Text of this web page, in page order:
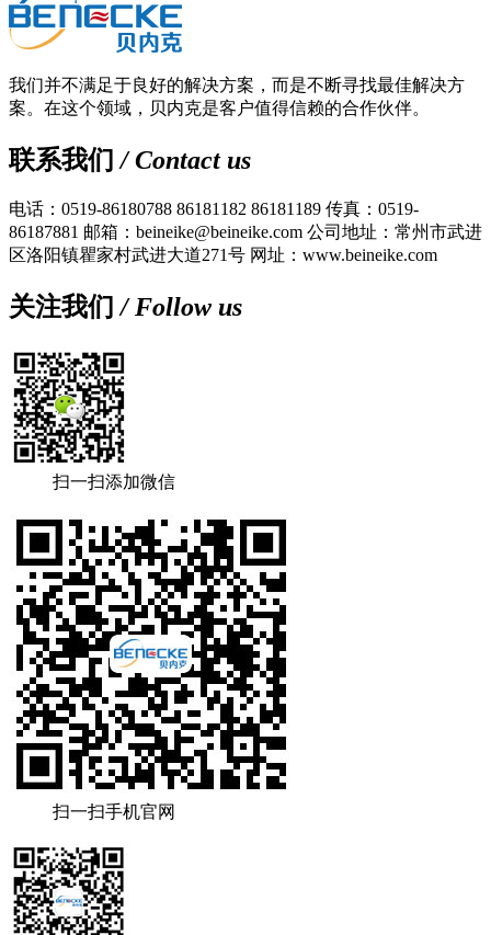
我们并不满足于良好的解决方案，而是不断寻找最佳解决方
案。在这个领域，贝内克是客户值得信赖的合作伙伴。
联系我们 / Contact us
电话：0519-86180788 86181182 86181189 传真：0519-
86187881 邮箱：beineike@beineike.com 公司地址：常州市武进
区洛阳镇瞿家村武进大道271号 网址：www.beineike.com
关注我们 / Follow us
扫一扫添加微信
扫一扫手机官网